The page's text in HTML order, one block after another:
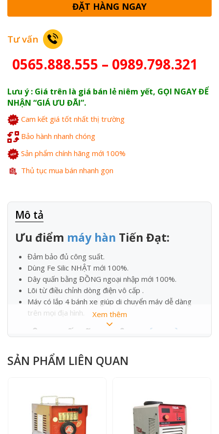
ĐẶT HÀNG NGAY
Tư vấn
0565.888.555 – 0989.798.321
Lưu ý : Giá trên là giá bán lẻ niêm yết, GỌI NGAY ĐỂ
NHẬN “GIÁ ƯU ĐÃI”.
Cam kết giá tốt nhất thị trường
Bảo hành nhanh chóng
Sản phẩm chính hãng mới 100%
Thủ tục mua bán nhanh gọn
Mô tả
Ưu điểm máy hàn Tiến Đạt:
Đảm bảo đủ công suất.
Dùng Fe Silic NHẬT mới 100%.
Dây quấn bằng ĐỒNG ngoại nhập mới 100%.
Lõi từ điều chỉnh dòng điện vô cấp .
Máy có lắp 4 bánh xe giúp di chuyển máy dễ dàng
trên mọi địa hình.
THÔNG SỐ KỸ THUẬTMÁY HÀN:
MODEL
HĐ-250Đ/440V
Nguồn điện vào
1 pha220v hoặc 2 pha
nóng 380v/50Hz – AC
Xem thêm
SẢN PHẨM LIÊN QUAN